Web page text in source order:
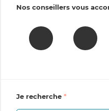
Nos conseillers vous
Je recherche